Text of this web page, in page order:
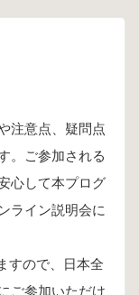
注意点、疑問点
。ご参加される
心して本プログ
ライン説明会に
すので、日本全
ご参加いただけ